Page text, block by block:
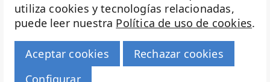
utiliza cookies y tecnologías relacionadas,
puede leer nuestra Política de uso de cookies.
Aceptar cookies
Rechazar cookies
Configurar
Transparencia
Haz historia
© 2026 Fundación MD Anderson Hospiten